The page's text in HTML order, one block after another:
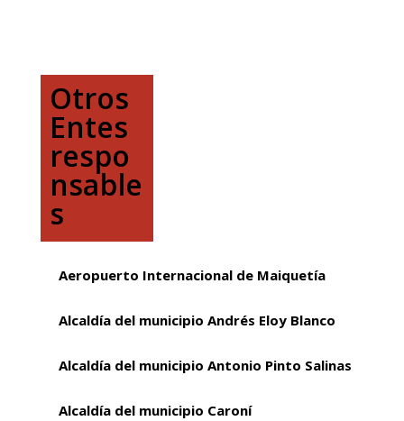
Otros
Entes
respo
nsable
s
Aeropuerto Internacional de Maiquetía
Alcaldía del municipio Andrés Eloy Blanco
Alcaldía del municipio Antonio Pinto Salinas
Alcaldía del municipio Caroní